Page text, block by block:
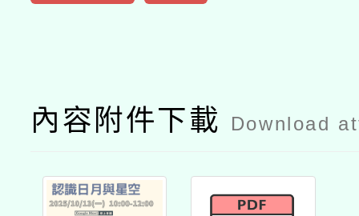
內容附件下載 Download